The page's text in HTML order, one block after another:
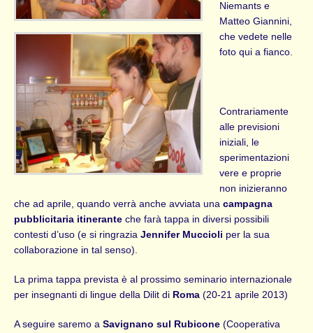
Niemants e
Matteo Giannini,
che vedete nelle
foto qui a fianco.
Contrariamente
alle previsioni
iniziali, le
sperimentazioni
vere e proprie
non inizieranno
che ad aprile, quando verrà anche avviata unacampagna
pubblicitaria itinerante che farà tappa in diversi possibili
contesti d’uso (e si ringraziaJennifer Muccioli per la sua
collaborazione in tal senso).
La prima tappa prevista è al prossimo seminario internazionale
per insegnanti di lingue della Dilit di Roma (20-21 aprile 2013)
A seguire saremo aSavignano sul Rubicone (Cooperativa